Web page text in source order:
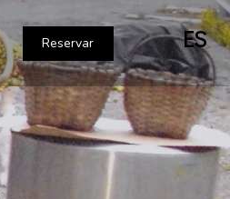
Reservar ES